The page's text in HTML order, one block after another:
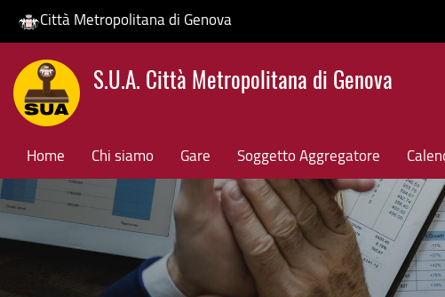
Salta
contenuto
principale
Città Metropolitana di Genova
S.U.A. Città Metropolitana di Genova
Home Chi siamo Gare Soggetto Aggregatore